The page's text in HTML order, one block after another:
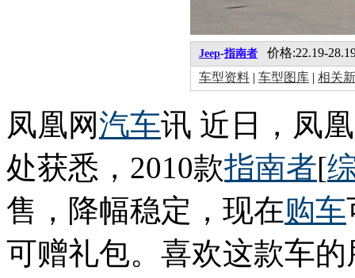
Jeep-指南者 价格:22.19-
车型资料 | 车型图库 | 相关
凤凰网汽车讯 近日，凤
处获悉，2010款指南者[
售，降幅稳定，现在购车
可赠礼包。喜欢这款车